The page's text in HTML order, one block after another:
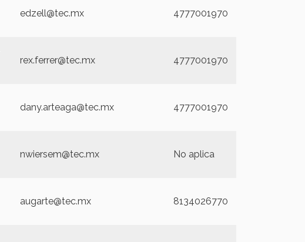
edzell@tec.mx 4777001970
rex.ferrer@tec.mx 4777001970
dany.arteaga@tec.mx 4777001970
nwiersem@tec.mx No aplica
augarte@tec.mx 8134026770